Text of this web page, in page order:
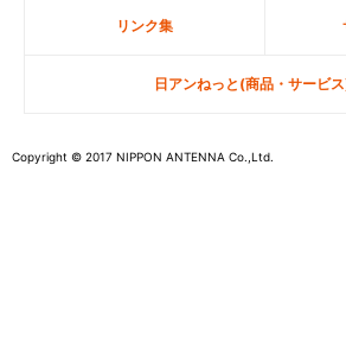
リンク集
日アンねっと(商品・サービ
Copyright © 2017 NIPPON ANTENNA Co.,Ltd.